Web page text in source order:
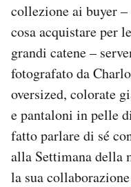
collezione ai buyer
cosa acquistare per
grandi catene –
fotografato da
oversized, colorate
e pantaloni in pelle
fatto parlare di sé
alla Settimana della
la sua